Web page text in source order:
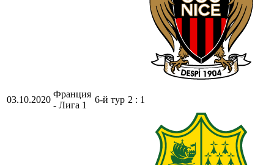
03.10.2020
Франция
- Лига 1
6-й тур 2 : 1